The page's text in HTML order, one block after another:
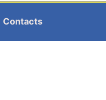
Contacts